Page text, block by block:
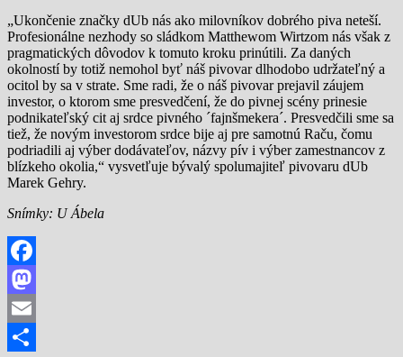
„Ukončenie značky dUb nás ako milovníkov dobrého piva neteší.
Profesionálne nezhody so sládkom Matthewom Wirtzom nás však z
pragmatických dôvodov k tomuto kroku prinútili. Za daných
okolností by totiž nemohol byť náš pivovar dlhodobo udržateľný a
ocitol by sa v strate. Sme radi, že o náš pivovar prejavil záujem
investor, o ktorom sme presvedčení, že do pivnej scény prinesie
podnikateľský cit aj srdce pivného ´fajnšmekera´. Presvedčili sme sa
tiež, že novým investorom srdce bije aj pre samotnú Raču, čomu
podriadili aj výber dodávateľov, názvy pív i výber zamestnancov z
blízkeho okolia,“ vysvetľuje bývalý spolumajiteľ pivovaru dUb
Marek Gehry.
Snímky: U Ábela
Facebook
Mastodon
Email